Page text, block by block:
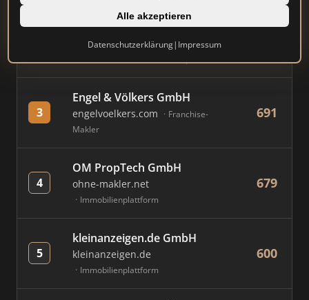
Alle akzeptieren
Datenschutzerklärung| Impressum
AVIV Germany GmbH
3
Engel & Völkers GmbH
engelvoelkers.com
Franchise-
Makler
691
4
OM PropTech GmbH
ohne-makler.net
Immobilienplattform
679
5
kleinanzeigen.de GmbH
kleinanzeigen.de
Immobilienplattform
600